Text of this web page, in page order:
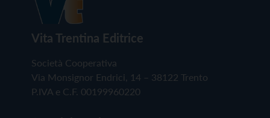
Vita Trentina Editrice
Società Cooperativa
Via Monsignor Endrici, 14 – 38122 Trento
P.IVA e C.F. 00199960220